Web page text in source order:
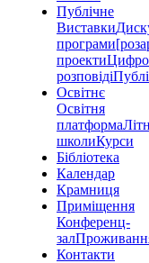
Публічне
Виставки
програми
проекти
розповіді
Освітнє
Освітня
платформа
школиКурси
Бібліотека
Календар
Крамниця
Приміщення
Конференц-
зал
Контакти